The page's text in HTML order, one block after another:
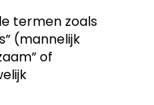
termen zoals
(mannelijk
of